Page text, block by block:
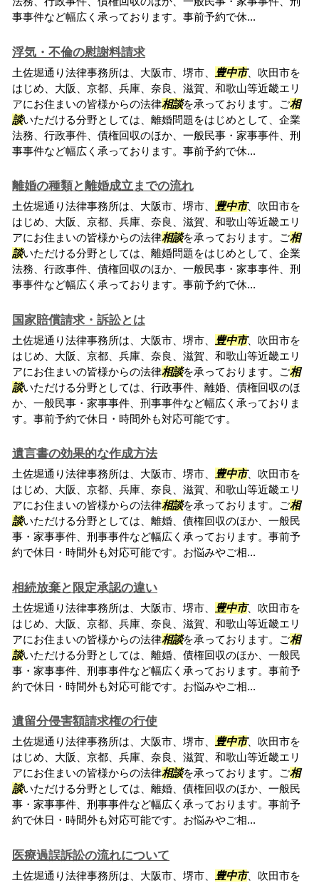
事事件など幅広く承っております。事前予約で休...
浮気・不倫の慰謝料請求
土佐堀通り法律事務所は、大阪市、堺市、 豊中市、吹田市を
はじめ、大阪、京都、兵庫、奈良、滋賀、和歌山等近畿エリ
アにお住まいの皆様からの法律相談を承っております。ご相
談いただける分野としては、離婚問題をはじめとして、企業
法務、行政事件、債権回収のほか、一般民事・家事事件、刑
事事件など幅広く承っております。事前予約で休...
離婚の種類と離婚成立までの流れ
土佐堀通り法律事務所は、大阪市、堺市、 豊中市、吹田市を
はじめ、大阪、京都、兵庫、奈良、滋賀、和歌山等近畿エリ
アにお住まいの皆様からの法律相談を承っております。ご相
談いただける分野としては、離婚問題をはじめとして、企業
法務、行政事件、債権回収のほか、一般民事・家事事件、刑
事事件など幅広く承っております。事前予約で休...
国家賠償請求・訴訟とは
土佐堀通り法律事務所は、大阪市、堺市、 豊中市、吹田市を
はじめ、大阪、京都、兵庫、奈良、滋賀、和歌山等近畿エリ
アにお住まいの皆様からの法律相談を承っております。ご相
談いただける分野としては、行政事件、離婚、債権回収のほ
か、一般民事・家事事件、刑事事件など幅広く承っておりま
す。事前予約で休日・時間外も対応可能です。
遺言書の効果的な作成方法
土佐堀通り法律事務所は、大阪市、堺市、 豊中市、吹田市を
はじめ、大阪、京都、兵庫、奈良、滋賀、和歌山等近畿エリ
アにお住まいの皆様からの法律相談を承っております。ご相
談いただける分野としては、離婚、債権回収のほか、一般民
事・家事事件、刑事事件など幅広く承っております。事前予
約で休日・時間外も対応可能です。お悩みやご相...
相続放棄と限定承認の違い
土佐堀通り法律事務所は、大阪市、堺市、 豊中市、吹田市を
はじめ、大阪、京都、兵庫、奈良、滋賀、和歌山等近畿エリ
アにお住まいの皆様からの法律相談を承っております。ご相
談いただける分野としては、離婚、債権回収のほか、一般民
事・家事事件、刑事事件など幅広く承っております。事前予
約で休日・時間外も対応可能です。お悩みやご相...
遺留分侵害額請求権の行使
土佐堀通り法律事務所は、大阪市、堺市、 豊中市、吹田市を
はじめ、大阪、京都、兵庫、奈良、滋賀、和歌山等近畿エリ
アにお住まいの皆様からの法律相談を承っております。ご相
談いただける分野としては、離婚、債権回収のほか、一般民
事・家事事件、刑事事件など幅広く承っております。事前予
約で休日・時間外も対応可能です。お悩みやご相...
医療過誤訴訟の流れについて
土佐堀通り法律事務所は、大阪市、堺市、 豊中市、吹田市を